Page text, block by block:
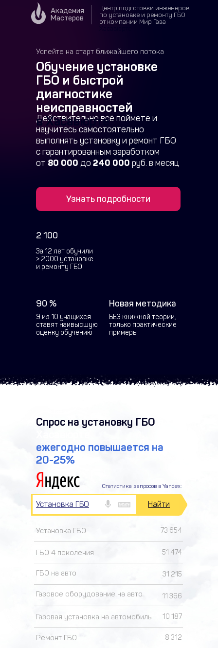
Действительно всё поймете и
научитесь самостоятельно
выполнять установку и ремонт ГБО
с гарантированным заработком
от 80 000 до 240 000 руб. в месяц
Узнать подробности
2 100
90 % Новая методика
За 12 лет обучили
> 2000 установке
и ремонту ГБО
9 из 10 учащихся
ставят наивысшую
оценку обучению
БЕЗ книжной теории,
только практические
примеры
Обучение установке
ГБО и быстрой
диагностике
неисправностей
в Хасавюрте
Академия
Мастеров
Центр подготовки инженеров
по установке и ремонту ГБО
от компании Мир Газа
Успейте на старт ближайшего потока
Спрос на установку ГБО
ежегодно повышается на
20-25%
ГБО 4 поколения
Установка ГБО
Газовое оборудование на авто
ГБО на авто
Газовая установка на автомобиль
Ремонт ГБО
Установка ГБО Найти
Статистика запросов в Yandex:
73 654
51 474
31 215
11 366
10 187
8 312